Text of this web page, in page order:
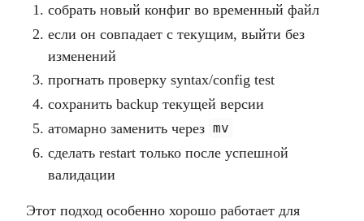
собрать новый конфиг во временный файл
если он совпадает с текущим, выйти без
изменений
прогнать проверку syntax/config test
сохранить backup текущей версии
атомарно заменить через mv
сделать restart только после успешной
валидации
Этот подход особенно хорошо работает для